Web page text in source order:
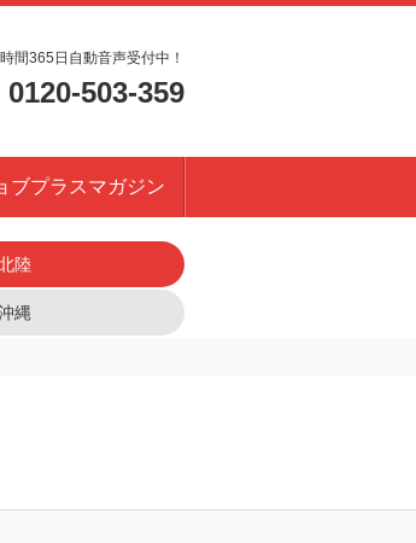
間365日自動音声受付中！
0120-503-359
ブプラスマガジン
陸
縄